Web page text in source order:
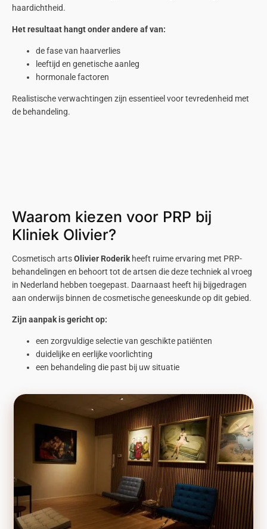
haardichtheid.
Het resultaat hangt onder andere af van:
de fase van haarverlies
leeftijd en genetische aanleg
hormonale factoren
Realistische verwachtingen zijn essentieel voor tevredenheid met
de behandeling.
Waarom kiezen voor PRP bij
Kliniek Olivier?
Cosmetisch artsOlivier Roderik heeft ruime ervaring met PRP-
behandelingen en behoort tot de artsen die deze techniek al vroeg
in Nederland hebben toegepast. Daarnaast heeft hij bijgedragen
aan onderwijs binnen de cosmetische geneeskunde op dit gebied.
Zijn aanpak is gericht op:
een zorgvuldige selectie van geschikte patiënten
duidelijke en eerlijke voorlichting
een behandeling die past bij uw situatie